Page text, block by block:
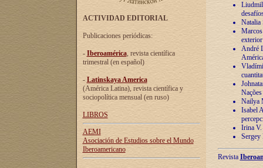
ACTIVIDAD EDITORIAL
Publicaciones periódicas:
- Iberoamérica, revista científica
trimestral (en español)
- Latinskaya America
(América Latina), revista científica y
sociopolítica mensual (en ruso)
LIBROS
AEMI
Asociación de Estudios sobre el Mundo
Iberoamericano
Natalia
André
Nailya
Isabel
Irina V.
Sergey
Revista